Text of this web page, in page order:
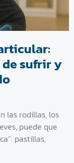
de sufrir y
las rodillas, los
puede que
pastillas,